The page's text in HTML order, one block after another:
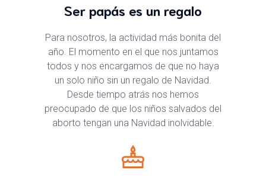
Ser papás es un regalo
Para nosotros, la actividad más bonita del
año. El momento en el que nos juntamos
todos y nos encargamos de que no haya
un solo niño sin un regalo de Navidad.
Desde tiempo atrás nos hemos
preocupado de que los niños salvados del
aborto tengan una Navidad inolvidable.